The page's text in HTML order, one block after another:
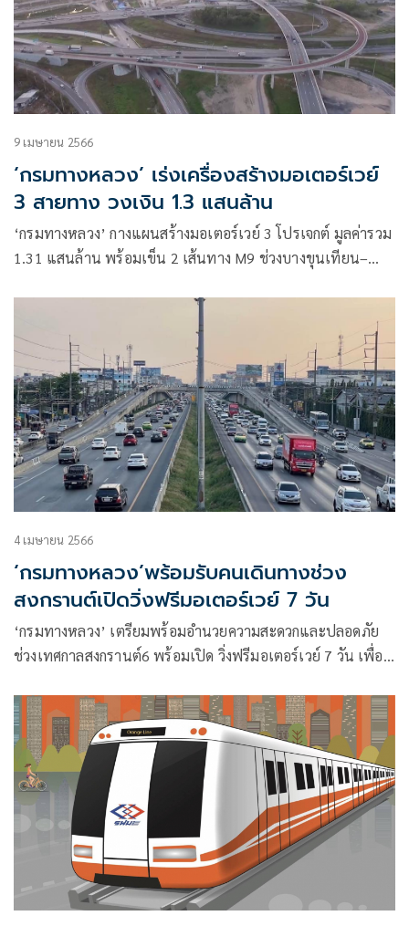
9 เมษายน 2566
‘กรมทางหลวง’ เร่งเครื่องสร้างมอเตอร์เวย์
3 สายทาง วงเงิน 1.3 แสนล้าน
‘กรมทางหลวง’ กางแผนสร้างมอเตอร์เวย์ 3 โปรเจกต์ มูลค่ารวม
1.31 แสนล้าน พร้อมเข็น 2 เส้นทาง M9 ช่วงบางขุนเทียน–
ไฟเขียวภายในปีนี้ คาดเปิดให้บริการปี 71
4 เมษายน 2566
‘กรมทางหลวง’พร้อมรับคนเดินทางช่วง
สงกรานต์เปิดวิ่งฟรีมอเตอร์เวย์ 7 วัน
‘กรมทางหลวง’ เตรียมพร้อมอำนวยความสะดวกและปลอดภัย
ช่วงเทศกาลสงกรานต์6 พร้อมเปิด วิ่งฟรีมอเตอร์เวย์ 7 วัน เพื่อ